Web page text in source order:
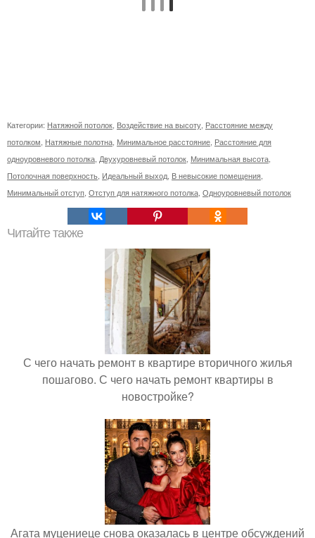
Категории: Натяжной потолок, Воздействие на высоту, Расстояние между
потолком, Натяжные полотна, Минимальное расстояние, Расстояние для
одноуровневого потолка, Двухуровневый потолок, Минимальная высота,
Потолочная поверхность, Идеальный выход, В невысокие помещения,
Минимальный отступ, Отступ для натяжного потолка, Одноуровневый потолок
Читайте также
С чего начать ремонт в квартире вторичного жилья
пошагово. С чего начать ремонт квартиры в
новостройке?
Агата муцениеце снова оказалась в центре обсуждений